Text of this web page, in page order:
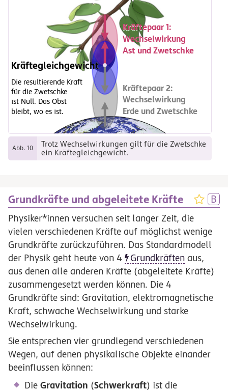
Kräftepaar 1:
Wechselwirkung
Ast und Zwetschke
Kräftepaar 1:
Wechselwirkung
Ast und Zwetschke
Kräftepaar 2:
Wechselwirkung
Erde und Zwetschke
Kräftegleichgewicht
Kräftegleichgewicht
Die resultierende Kraft
für die Zwetschke
ist Null. Das Obst
bleibt, wo es ist.
Abb. 10
Trotz Wechselwirkungen gilt für die Zwetschke
ein Kräftegleichgewicht.
Grundkräfte und abgeleitete Kräfte
Physiker*innen versuchen seit langer Zeit, die
vielen verschiedenen Kräfte auf möglichst wenige
Grundkräfte zurückzuführen. Das Standardmodell
der Physik geht heute von 4
Grundkräften aus,
aus denen alle anderen Kräfte (abgeleitete Kräfte)
zusammengesetzt werden können. Die 4
Grundkräfte sind: Gravitation, elektromagnetische
Kraft, schwache Wechselwirkung und starke
Wechselwirkung.
Sie entsprechen vier grundlegend verschiedenen
Wegen, auf denen physikalische Objekte einander
beeinflussen können:
Die Gravitation (Schwerkraft) ist die